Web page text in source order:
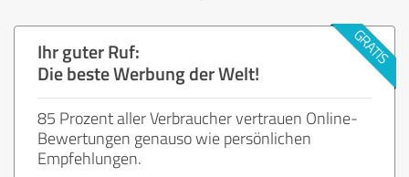
Ihr guter Ruf:
Die beste Werbung der Welt!
85 Prozent aller Verbraucher vertrauen Online-
Bewertungen genauso wie persönlichen
Empfehlungen.